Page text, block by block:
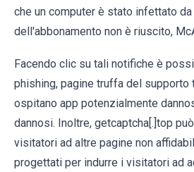
che un computer è stato infettato
dell'abbonamento non è riuscito,
Facendo clic su tali notifiche è
phishing, pagine truffa del supporto
ospitano app potenzialmente
dannosi. Inoltre, getcaptcha[.]top
visitatori ad altre pagine non
progettati per indurre i visitatori ad